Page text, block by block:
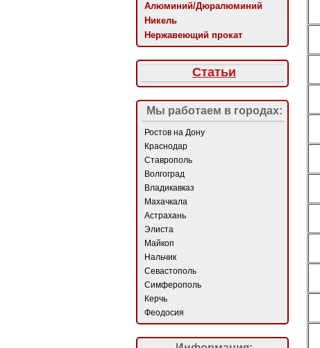
Алюминий/Дюралюминий
Никель
Нержавеющий прокат
Статьи
Мы работаем в городах:
Ростов на Дону
Краснодар
Ставрополь
Волгоград
Владикавказ
Махачкала
Астрахань
Элиста
Майкоп
Нальчик
Севастополь
Симферополь
Керчь
Феодосия